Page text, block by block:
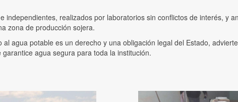
independientes, realizados por laboratorios sin conflictos de interés, y
zona de producción sojera.
agua potable es un derecho y una obligación legal del Estado,
agua segura para toda la institución.